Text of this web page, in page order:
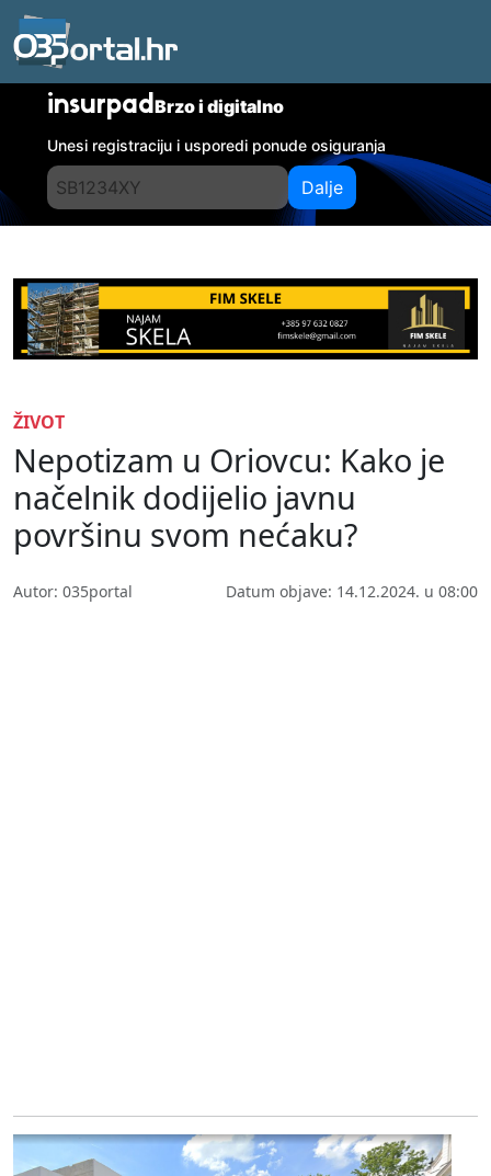
insurpadBrzo i digitalno
Unesi registraciju i usporedi ponude osiguranja
Dalje
ŽIVOT
Nepotizam u Oriovcu: Kako je
načelnik dodijelio javnu
površinu svom nećaku?
Autor: 035portal Datum objave: 14.12.2024. u 08:00